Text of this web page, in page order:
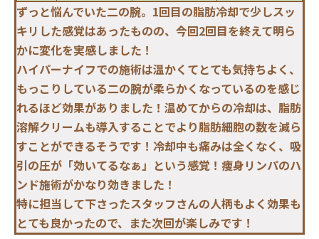
ずっと悩んでいた二の腕。1回目の脂肪冷却で少しスッ
キリした感覚はあったものの、今回2回目を終えて明ら
かに変化を実感しました！
ハイパーナイフでの施術は温かくてとても気持ちよく、
もっこりしている二の腕が柔らかくなっているのを感じ
れるほど効果がありました！温めてからの冷却は、脂肪
溶解クリームも導入することでより脂肪細胞の数を減ら
すことができるそうです！冷却中も痛みは全くなく、吸
引の圧が「効いてるなぁ」という感覚！痩身リンパのハ
ンド施術がかなり効きました！
特に担当して下さったスタッフさんの人柄もよく効果も
とても良かったので、また次回が楽しみです！